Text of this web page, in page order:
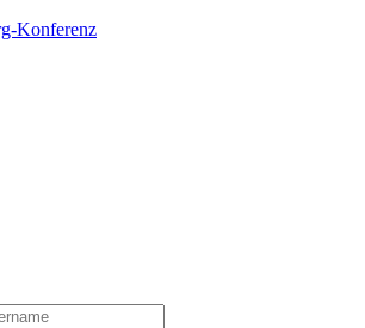
Konferenz